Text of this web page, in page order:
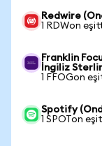
Redwire
1 RDWon
Franklin
İngiliz
1 FFOGon
Spotify
1 SPOTon